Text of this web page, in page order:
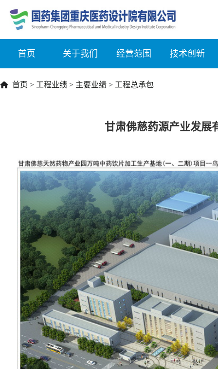
首页 关于我们 经营范围 技术创新
首页 > 工程业绩 > 主要业绩 > 工程总承包
甘肃佛慈药源产业发展